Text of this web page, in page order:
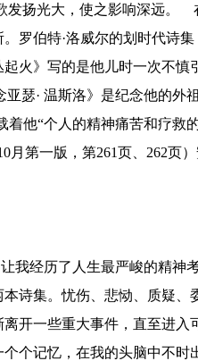
扬光大，使之影响深远。
罗伯特·洛威尔的划时代诗
火》写的是他儿时一次不慎
· 温斯洛》是纪念他的外祖
他“个人的精神痛苦和疗救
第一版，第261页、262页
经历了人生最严峻的精神
诗集。忧伤、悲恸、质疑
开一些重大事件，直至进
个记忆，在我的头脑中不时